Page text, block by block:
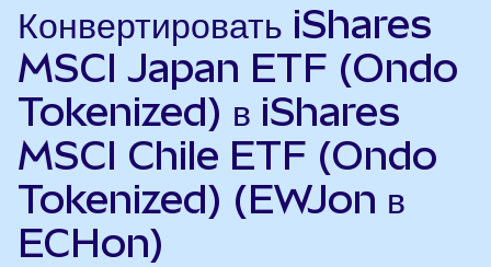
Конвертировать iShares
MSCI Japan ETF (Ondo
Tokenized) в iShares
MSCI Chile ETF (Ondo
Tokenized) (EWJon в
ECHon)